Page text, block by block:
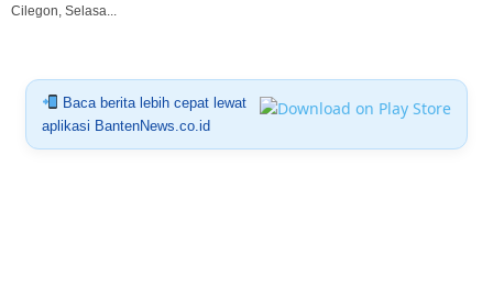
Cilegon, Selasa...
Baca berita lebih cepat lewat
aplikasi BantenNews.co.id